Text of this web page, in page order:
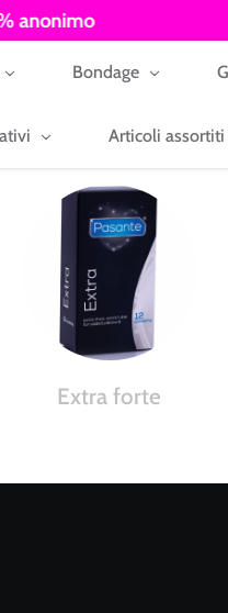
anonimo
Bondage
Articoli assortiti
Extra forte